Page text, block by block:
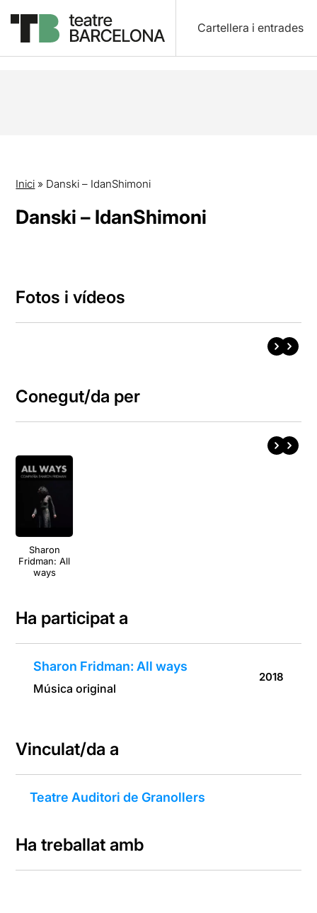
Cartellera i entrades
Inici » Danski – IdanShimoni
Danski – IdanShimoni
Fotos i vídeos
Conegut/da per
Sharon
Fridman: All
ways
Ha participat a
Sharon Fridman: All ways
Música original
2018
Vinculat/da a
Teatre Auditori de Granollers
Ha treballat amb